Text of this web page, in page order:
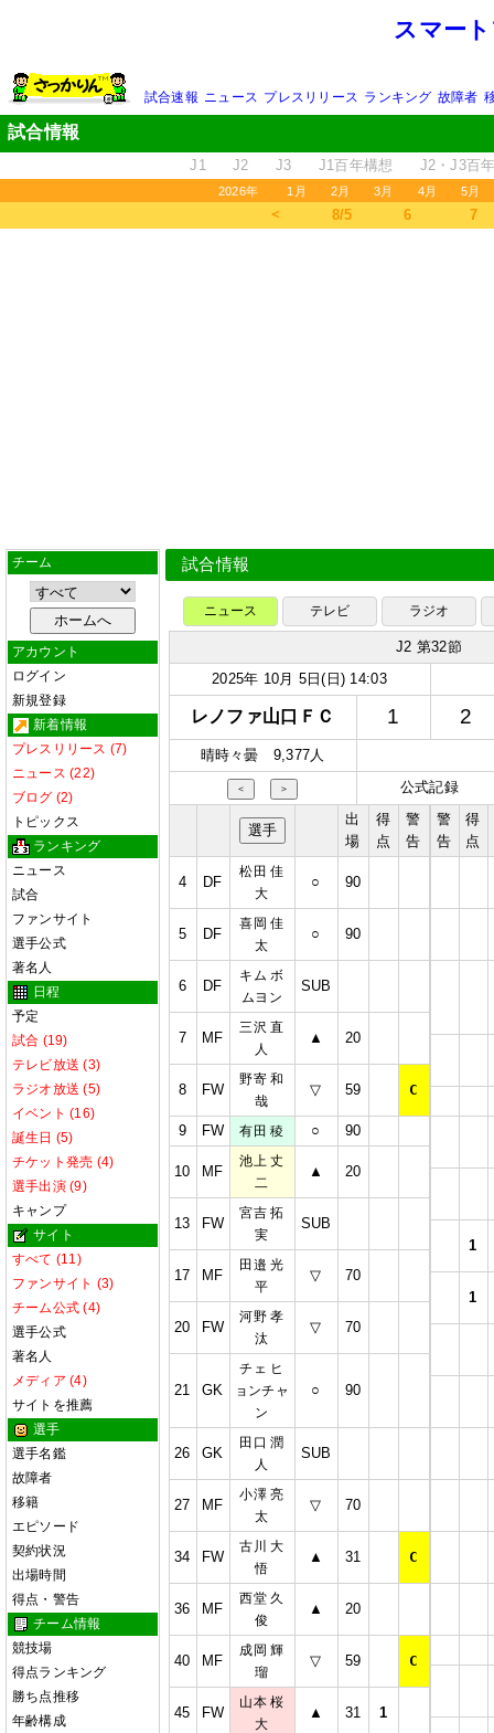
スマー
試合速報 ニュース プレスリリース ランキング 故障者
試合情報
J1 J2 J3 J1百年構想 J2・J3百
2026年 1月 2月 3月 4月 5月
＜ 8/5 6 7
チーム
アカウント
ログイン
新規登録
新着情報
プレスリリース (7)
ニュース (22)
ブログ (2)
トピックス
ランキング
ニュース
試合
ファンサイト
選手公式
著名人
日程
予定
試合 (19)
テレビ放送 (3)
ラジオ放送 (5)
イベント (16)
誕生日 (5)
チケット発売 (4)
選手出演 (9)
キャンプ
サイト
すべて (11)
ファンサイト (3)
チーム公式 (4)
選手公式
著名人
メディア (4)
サイトを推薦
選手
選手名鑑
故障者
移籍
エピソード
契約状況
出場時間
得点・警告
チーム情報
競技場
得点ランキング
勝ち点推移
年齢構成
試合情報
ニュース テレビ ラジオ
J2 第32節
2025年 10月 5日(日) 14:03
レノファ山口ＦＣ 1 2
晴時々曇 9,377人
＜ ＞ 公式記録
選手
出
場
得
点
警
告
4 DF
松田 佳
大
○ 90
5 DF
喜岡 佳
太
○ 90
6 DF
キム ボ
ムヨン
SUB
7 MF
三沢 直
人
▲ 20
8 FW
野寄 和
哉
▽ 59 C
9 FW 有田 稜 ○ 90
10 MF
池上 丈
二
▲ 20
13 FW
宮吉 拓
実
SUB
17 MF
田邉 光
平
▽ 70
20 FW
河野 孝
汰
▽ 70
21 GK
チェ ヒ
ョンチャ
ン
○ 90
26 GK
田口 潤
人
SUB
27 MF
小澤 亮
太
▽ 70
34 FW
古川 大
悟
▲ 31 C
36 MF
西堂 久
俊
▲ 20
40 MF
成岡 輝
瑠
▽ 59 C
45 FW
山本 桜
大
▲ 31 1
警
告
得
点
1
1